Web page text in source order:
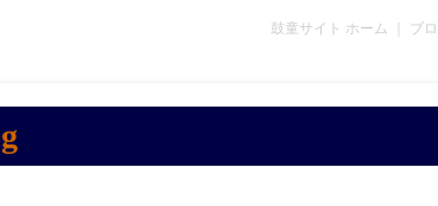
鼓童サイト ホーム ブ